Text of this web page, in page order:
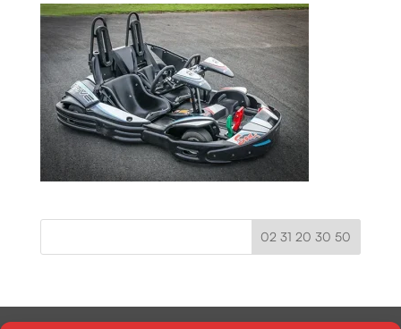
02 31 20 30 50